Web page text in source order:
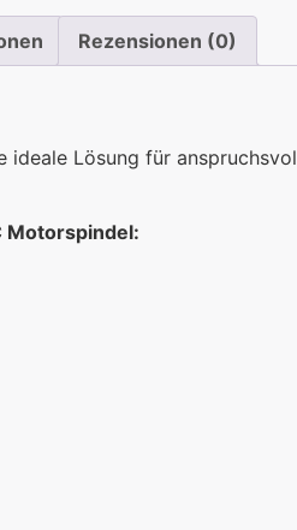
Rezensionen (0)
Lösung für
Motorspindel: